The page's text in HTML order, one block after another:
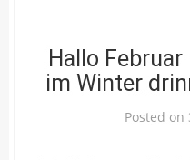
Hallo
im Winter
Posted on